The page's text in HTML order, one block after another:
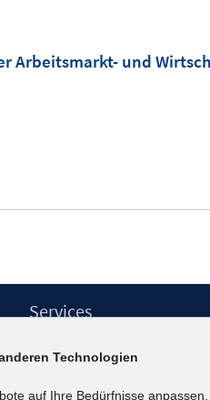
Arbeitsmarkt- und
Services
IAB-Newsletter
Kontakt
Technologien
auf Ihre Bedürfnisse